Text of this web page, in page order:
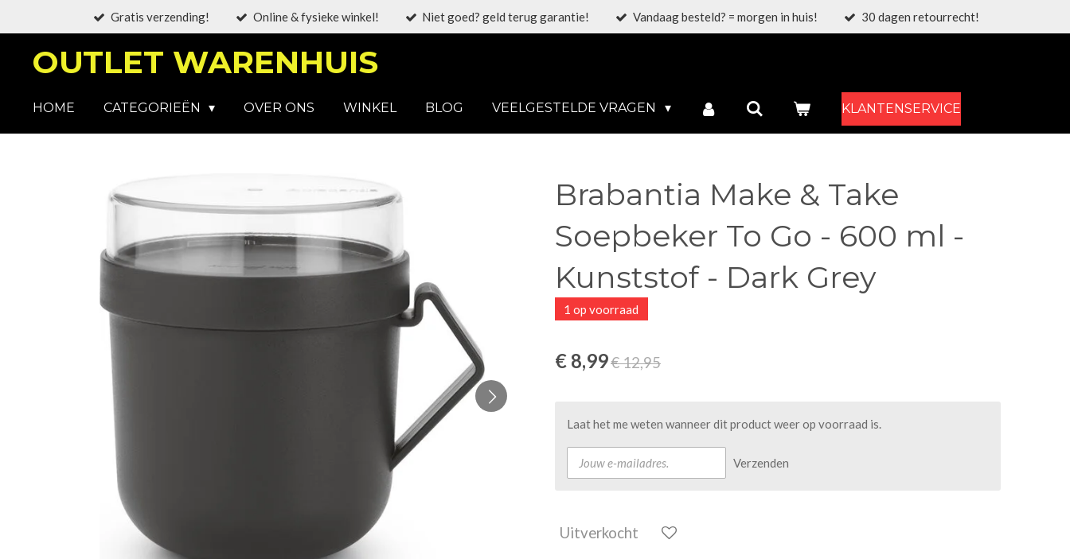
hoofdinhoud
Gratis verzending! Online & fysieke winkel! Niet goed? geld terug garantie! Vandaag besteld? = morgen in huis! 30 dagen retourrecht!
OUTLET WARENHUIS
HOME CATEGORIEËN OVER ONS WINKEL BLOG VEELGESTELDE VRAGEN KLANTENSERVICE
Brabantia Make & Take
Soepbeker To Go - 600 ml -
Kunststof - Dark Grey
1 op voorraad
€ 8,99€ 12,95
Laat het me weten wanneer dit product weer op voorraad is.
Verzenden
Uitverkocht